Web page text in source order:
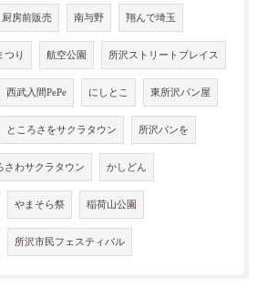
厨房前販売 南与野 翔んで埼玉
つり 航空公園 所沢ストリートプレイス
西武入間PePe にしとこ 東所沢パン屋
ところさをサクラタウン 所沢パンを
さわサクラタウン かしどん
やまそら祭 稲荷山公園
所沢市民フェスティバル